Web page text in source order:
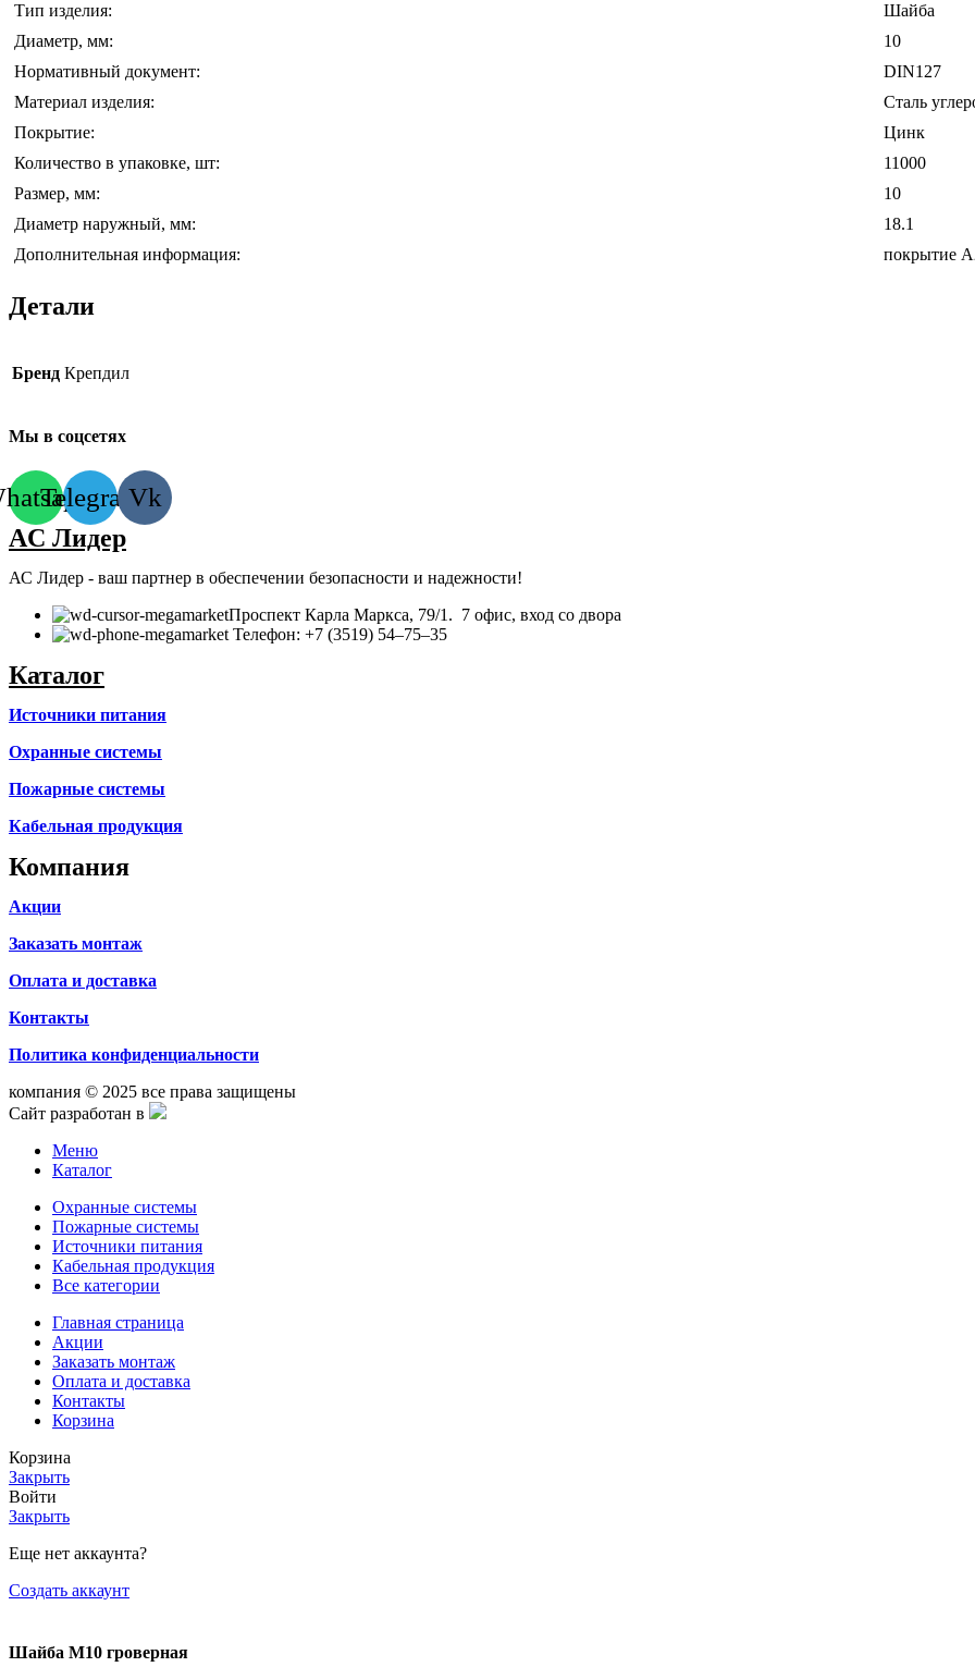
Тип изделия:
Шайба
Диаметр, мм:
10
Нормативный документ:
DIN127
Материал изделия:
Сталь
Покрытие:
Цинк
Количество в упаковке, шт:
11000
Размер, мм:
10
Диаметр наружный, мм:
18.1
Дополнительная информация:
покрытие
Детали
Бренд Крепдил
Мы в соцсетях
TelegramVk
AC Лидер
АС Лидер - ваш партнер в обеспечении безопасности и надежности!
​Проспект Карла Маркса, 79/1. 7 офис, вход со двора
Телефон: +7 (3519) 54‒75‒35
Каталог
Источники питания
Охранные системы
Пожарные системы
Кабельная продукция
Компания
Акции
Заказать монтаж
Оплата и доставка
Контакты
Политика конфиденциальности
компания © 2025 все права защищены
Сайт разработан в
Меню
Каталог
Охранные системы
Пожарные системы
Источники питания
Кабельная продукция
Все категории
Главная страница
Акции
Заказать монтаж
Оплата и доставка
Контакты
Корзина
Корзина
Закрыть
Войти
Закрыть
Еще нет аккаунта?
Создать аккаунт
Шайба М10 гроверная